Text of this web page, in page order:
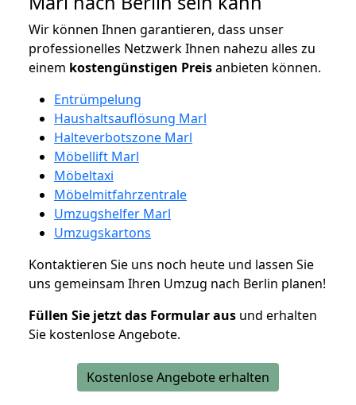
Wir können Ihnen garantieren, dass unser
professionelles Netzwerk Ihnen nahezu alles zu
einem kostengünstigen Preisanbieten können.
Entrümpelung
Haushaltsauflösung Marl
Halteverbotszone Marl
Möbellift Marl
Möbeltaxi
Möbelmitfahrzentrale
Umzugshelfer Marl
Umzugskartons
Kontaktieren Sie uns noch heute und lassen Sie
uns gemeinsam Ihren Umzug nach Berlin planen!
Füllen Sie jetzt das Formular aus und erhalten
Sie kostenlose Angebote.
Kostenlose Angebote erhalten